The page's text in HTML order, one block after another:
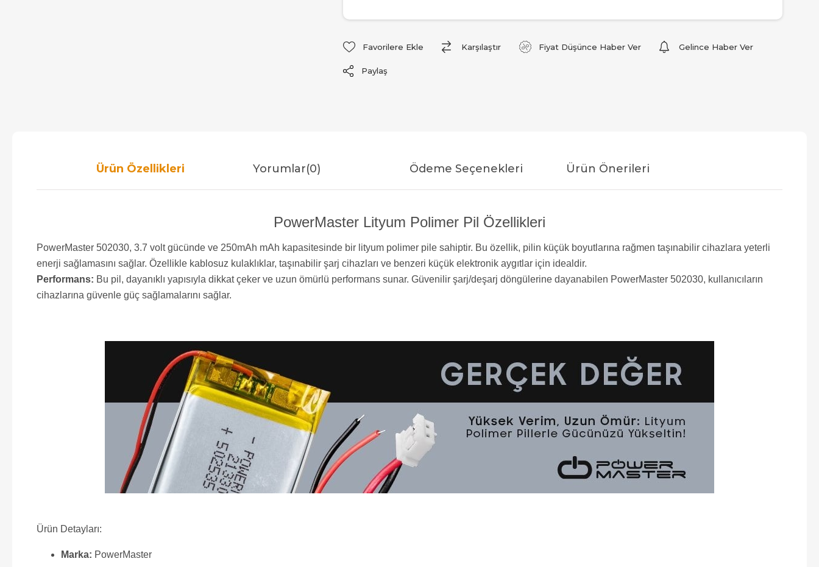
Favorilere Ekle Karşılaştır Fiyat Düşünce Haber Ver Gelince Haber Ver
Paylaş
Ürün Özellikleri Yorumlar(0) Ödeme Seçenekleri Ürün Önerileri
PowerMaster Lityum Polimer Pil Özellikleri
PowerMaster 502030, 3.7 volt gücünde ve 250mAh mAh kapasitesinde bir lityum polimer pile sahiptir. Bu özellik, pilin küçük boyutlarına rağmen taşınabilir cihazlara yeterli
enerji sağlamasını sağlar. Özellikle kablosuz kulaklıklar, taşınabilir şarj cihazları ve benzeri küçük elektronik aygıtlar için idealdir.
Performans: Bu pil, dayanıklı yapısıyla dikkat çeker ve uzun ömürlü performans sunar. Güvenilir şarj/deşarj döngülerine dayanabilen PowerMaster 502030, kullanıcıların
cihazlarına güvenle güç sağlamalarını sağlar.
Ürün Detayları:
Marka: PowerMaster